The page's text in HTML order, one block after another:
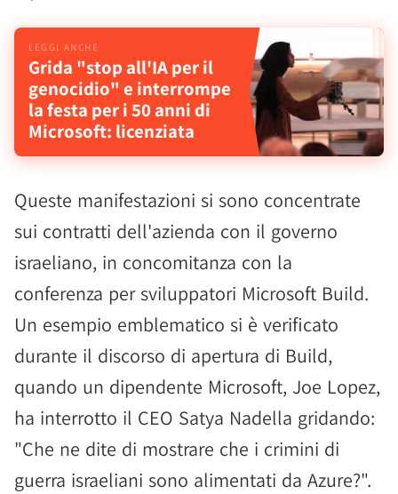
Grida "stop all'IA per il
genocidio" e interrompe
la festa per i 50 anni di
Microsoft: licenziata
Queste manifestazioni si sono concentrate
sui contratti dell'azienda con il governo
israeliano, in concomitanza con la
conferenza per sviluppatori Microsoft Build.
Un esempio emblematico si è verificato
durante il discorso di apertura di Build,
quando un dipendente Microsoft, Joe Lopez,
ha interrotto il CEO Satya Nadella gridando:
"Che ne dite di mostrare che i crimini di
guerra israeliani sono alimentati da Azure?".